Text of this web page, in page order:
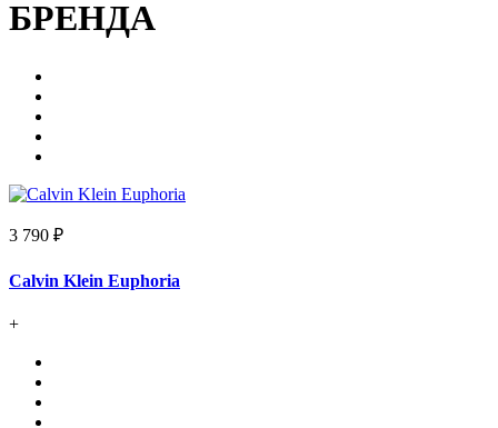
БРЕНДА
3 790 ₽
Calvin Klein Euphoria
+